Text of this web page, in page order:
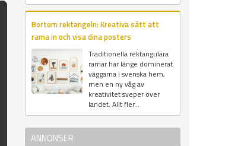
Bortom rektangeln: Kreativa sätt att
rama in och visa dina posters
Traditionella rektangulära
ramar har länge dominerat
väggarna i svenska hem,
men en ny våg av
kreativitet sveper över
landet. Allt fler...
ANNONSER